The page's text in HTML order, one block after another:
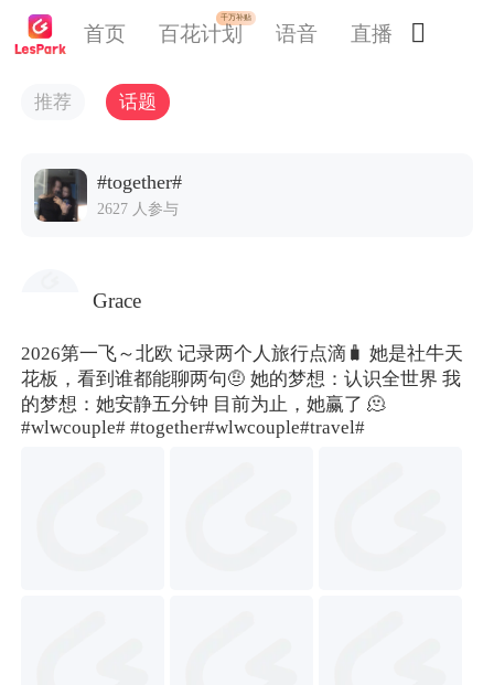
首页
千万补贴
百花计划 语音 直播 
推荐 话题
#together#
2627 人参与
Grace
2026第一飞～北欧 记录两个人旅行点滴🧳 她是社牛天
花板，看到谁都能聊两句🤨 她的梦想：认识全世界 我
的梦想：她安静五分钟 目前为止，她赢了 🫠
#wlwcouple# #together#wlwcouple#travel#